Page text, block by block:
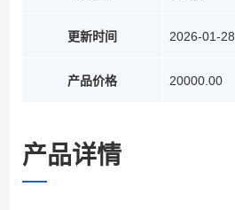
更新时间
产品价格
2026-01-28
20000.00
产品详情